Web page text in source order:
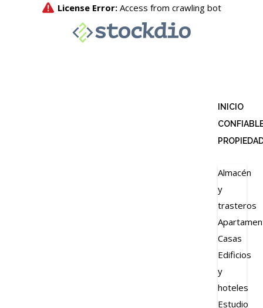
INICIO
Almacén
y
trasteros
Casas
Edificios
y
hoteles
Estudio